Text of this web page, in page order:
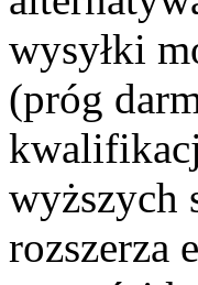
wysyłki
(próg
wyższych
rozszerza